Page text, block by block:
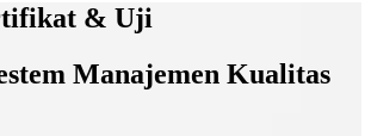
& Uji
Manajemen Kualitas